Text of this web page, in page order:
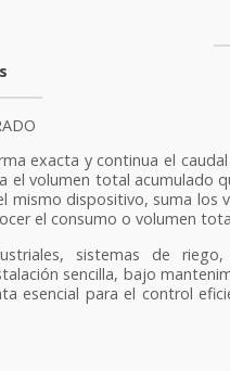
exacta y continua el
el volumen total acumulado
mismo dispositivo, suma los
el consumo o volumen
sistemas de
sencilla, bajo
esencial para el control